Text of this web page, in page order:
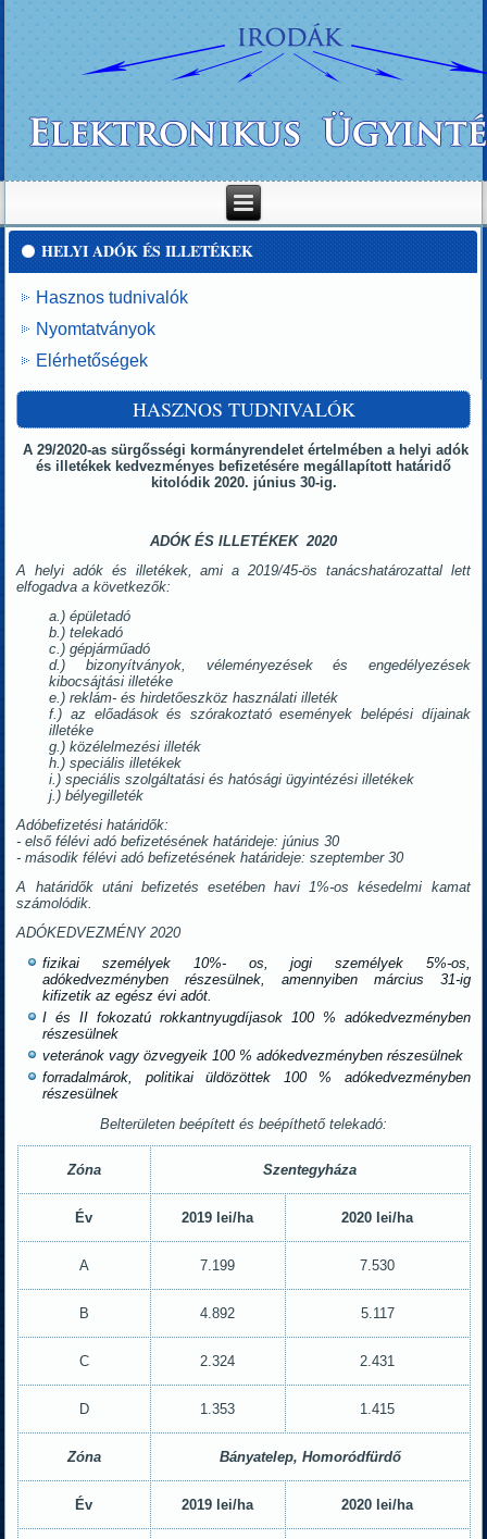
HELYI ADÓK ÉS ILLETÉKEK
Hasznos tudnivalók
Nyomtatványok
Elérhetőségek
HASZNOS TUDNIVALÓK
A 29/2020-as sürgősségi kormányrendelet értelmében a helyi adók
és illetékek kedvezményes befizetésére megállapított határidő
kitolódik 2020. június 30-ig.
ADÓK ÉS ILLETÉKEK 2020
A helyi adók és illetékek, ami a 2019/45-ös tanácshatározattal lett
elfogadva a következők:
a.) épületadó
b.) telekadó
c.) gépjárműadó
d.) bizonyítványok, véleményezések és engedélyezések
kibocsájtási illetéke
e.) reklám- és hirdetőeszköz használati illeték
f.) az előadások és szórakoztató események belépési díjainak
illetéke
g.) közélelmezési illeték
h.) speciális illetékek
i.) speciális szolgáltatási és hatósági ügyintézési illetékek
j.) bélyegilleték
Adóbefizetési határidők:
- első félévi adó befizetésének határideje: június 30
- második félévi adó befizetésének határideje: szeptember 30
A határidők utáni befizetés esetében havi 1%-os késedelmi kamat
számolódik.
ADÓKEDVEZMÉNY 2020
fizikai személyek 10%- os, jogi személyek 5%-os,
adókedvezményben részesülnek, amennyiben március 31-ig
kifizetik az egész évi adót.
I és II fokozatú rokkantnyugdíjasok 100 % adókedvezményben
részesülnek
veteránok vagy özvegyeik 100 % adókedvezményben részesülnek
forradalmárok, politikai üldözöttek 100 % adókedvezményben
részesülnek
Belterületen beépített és beépíthető telekadó:
Zóna Szentegyháza
Év 2019 lei/ha 2020 lei/ha
A 7.199 7.530
B 4.892 5.117
C 2.324 2.431
D 1.353 1.415
Zóna Bányatelep, Homoródfürdő
Év 2019 lei/ha 2020 lei/ha